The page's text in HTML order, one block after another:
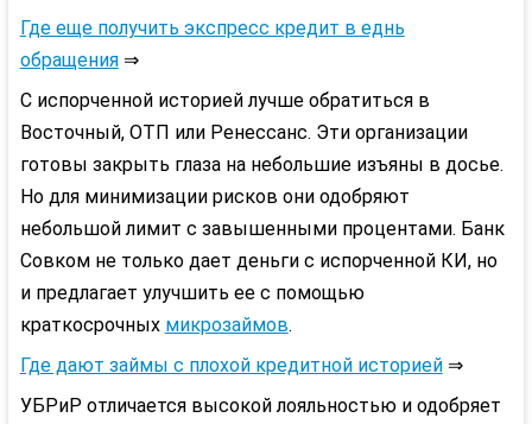
Где еще получить экспресс кредит в еднь
обращения⇒
С испорченной историей лучше обратиться в
Восточный, ОТП или Ренессанс. Эти организации
готовы закрыть глаза на небольшие изъяны в досье.
Но для минимизации рисков они одобряют
небольшой лимит с завышенными процентами. Банк
Совком не только дает деньги с испорченной КИ, но
и предлагает улучшить ее с помощью
краткосрочных микрозаймов.
Где дают займы с плохой кредитной историей⇒
УБРиР отличается высокой лояльностью и одобряет